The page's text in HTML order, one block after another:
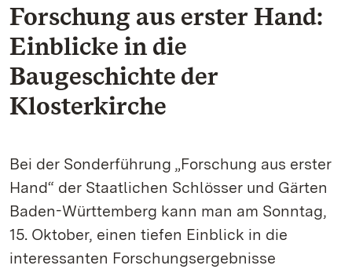
Forschung aus erster Hand:
Einblicke in die
Baugeschichte der
Klosterkirche
Bei der Sonderführung „Forschung aus erster
Hand“ der Staatlichen Schlösser und Gärten
Baden-Württemberg kann man am Sonntag,
15. Oktober, einen tiefen Einblick in die
interessanten Forschungsergebnisse